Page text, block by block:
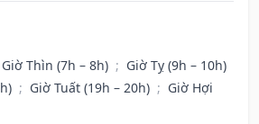
Giờ Thìn (7h – 8h) ; Giờ Tỵ (9h – 10h)
; Giờ Tuất (19h – 20h) ; Giờ Hợi